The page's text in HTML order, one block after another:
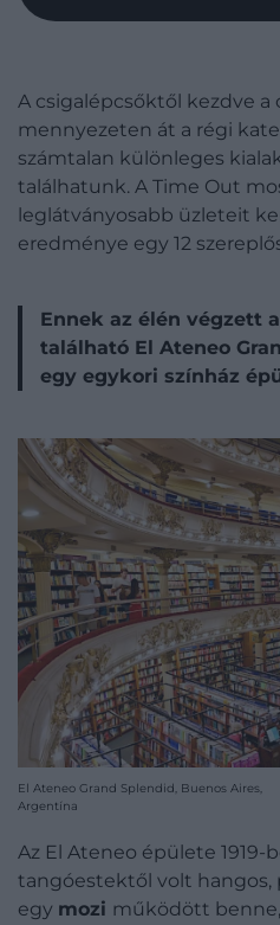
A csigalépcsőktől kezdve a
mennyezeten át a régi
számtalan különleges
találhatunk. A Time Out
leglátványosabb üzleteit
eredménye egy 12
Ennek az élén végzett
található El Ateneo
egy egykori színház
El Ateneo Grand Splendid, Buenos Aires,
Argentína
Az El Ateneo épülete 1919-
tangóestektől volt hangos,
egy mozi működött